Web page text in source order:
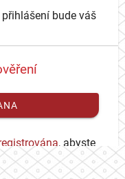
bude váš
, abyste